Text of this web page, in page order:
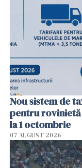
Nou sistem de
pentru rovinietă
la 1 octombrie
07 AUGUST 2026